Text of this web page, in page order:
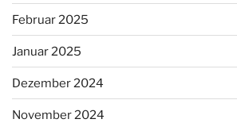
Februar 2025
Januar 2025
Dezember 2024
November 2024